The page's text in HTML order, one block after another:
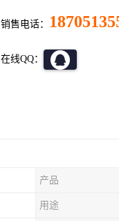
销售电话：
在线QQ：
产品
用途